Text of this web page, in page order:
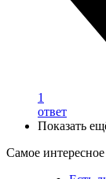
1
ответ
Показать
Самое интересное